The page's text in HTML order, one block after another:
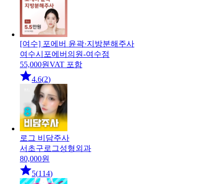
[여수] 포에버 윤곽·지방분해주사
여수시 포에버의원-여수점
55,000원VAT 포함
4.6(2)
로그 비담주사
서초구로그성형외과
80,000원
5(114)